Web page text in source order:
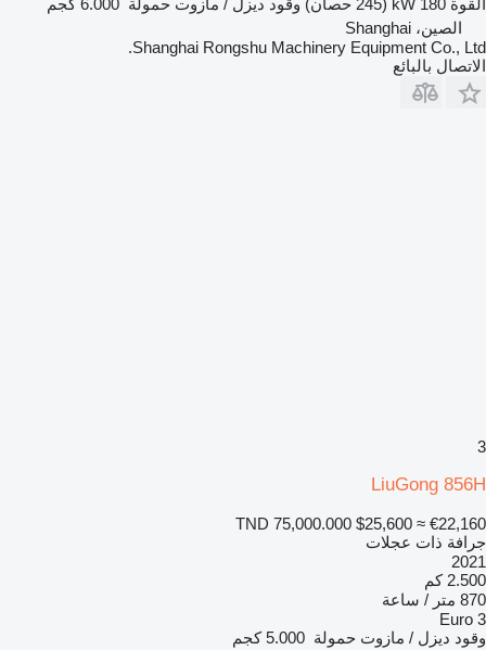
الصين، Shanghai
Shanghai Rongshu Machinery Equipment Co., Ltd.
الاتصال بالبائع
3
LiuGong 856H
TND 75,000.000 $25,600 ≈ €22,160
جرافة ذات عجلات
2021
2.500 كم
870 متر / ساعة
Euro 3
وقود ديزل / مازوت حمولة 5.000 كجم